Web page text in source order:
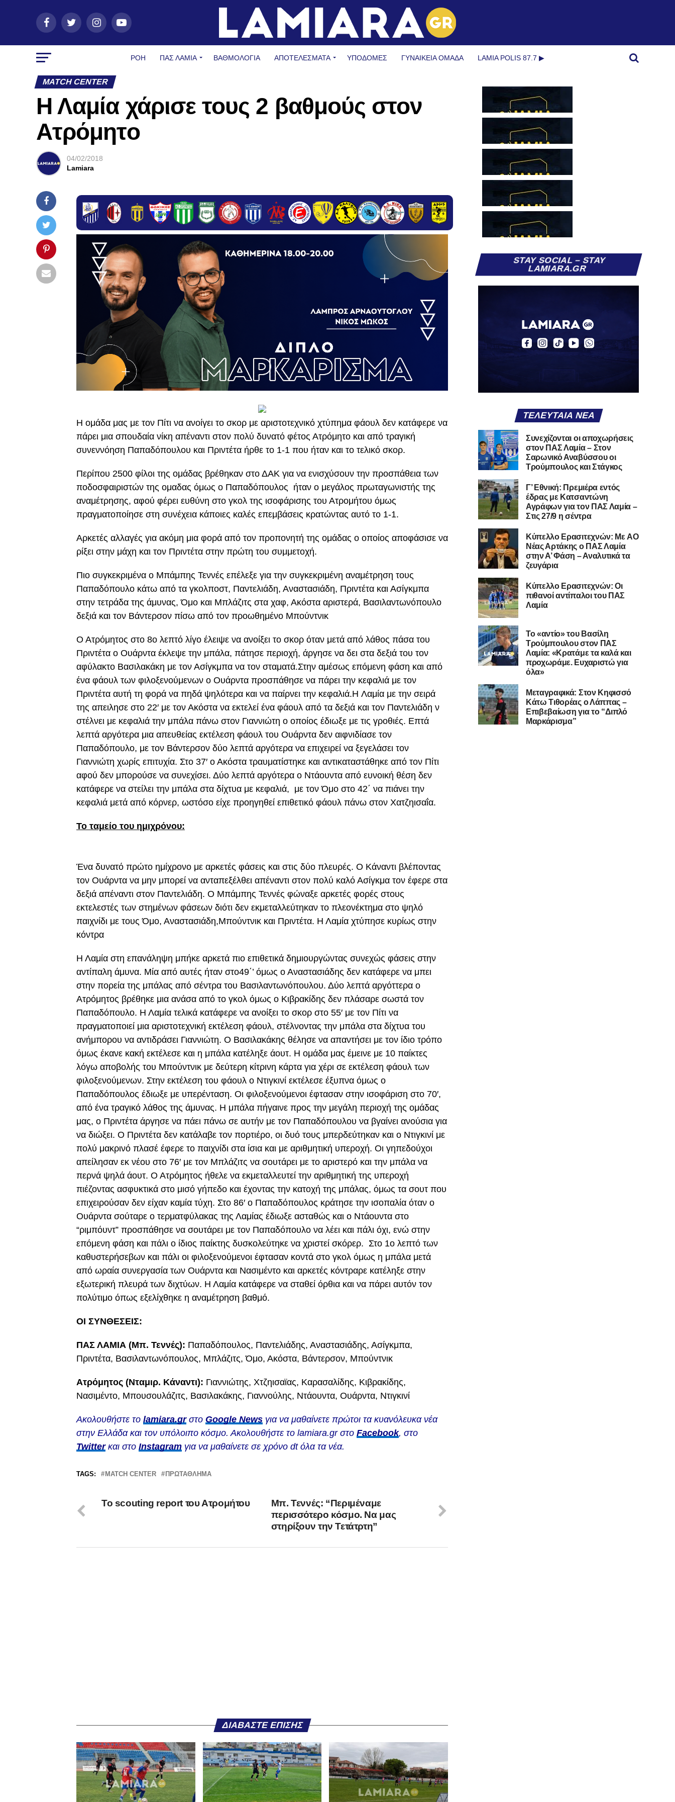
ΡΟΗ ΠΑΣ ΛΑΜΊΑ ΒΑΘΜΟΛΟΓΙΑ ΑΠΟΤΕΛΕΣΜΑΤΑ ΥΠΟΔΟΜΈΣ ΓΥΝΑΙΚΕΊΑ ΟΜΆΔΑ LAMIA POLIS 87.7 ▶︎
MATCH CENTER
Η Λαμία χάρισε τους 2 βαθμούς στον
Ατρόμητο
04/02/2018
Lamiara
Η ομάδα μας με τον Πίτι να ανοίγει το σκορ με αριστοτεχνικό χτύπημα φάουλ δεν κατάφερε να
πάρει μια σπουδαία νίκη απέναντι στον πολύ δυνατό φέτος Ατρόμητο και από τραγική
συνεννόηση Παπαδόπουλου και Πριντέτα ήρθε το 1-1 που ήταν και το τελικό σκορ.
Περίπου 2500 φίλοι της ομάδας βρέθηκαν στο ΔΑΚ για να ενισχύσουν την προσπάθεια των
ποδοσφαιριστών της ομαδας όμως ο Παπαδόπουλος ήταν ο μεγάλος πρωταγωνιστής της
αναμέτρησης, αφού φέρει ευθύνη στο γκολ της ισοφάρισης του Ατρομήτου όμως
πραγματοποίησε στη συνέχεια κάποιες καλές επεμβάσεις κρατώντας αυτό το 1-1.
Αρκετές αλλαγές για ακόμη μια φορά από τον προπονητή της ομάδας ο οποίος αποφάσισε να
ρίξει στην μάχη και τον Πριντέτα στην πρώτη του συμμετοχή.
Πιο συγκεκριμένα ο Μπάμπης Τεννές επέλεξε για την συγκεκριμένη αναμέτρηση τους
Παπαδόπουλο κάτω από τα γκολποστ, Παντελιάδη, Αναστασιάδη, Πριντέτα και Ασίγκμπα
στην τετράδα της άμυνας, Όμο και Μπλάζιτς στα χαφ, Ακόστα αριστερά, Βασιλαντωνόπουλο
δεξιά και τον Βάντερσον πίσω από τον προωθημένο Μπούντνικ
Ο Ατρόμητος στο 8ο λεπτό λίγο έλειψε να ανοίξει το σκορ όταν μετά από λάθος πάσα του
Πριντέτα ο Ουάρντα έκλεψε την μπάλα, πάτησε περιοχή, άργησε να δει στα δεξιά του τον
αφύλακτο Βασιλακάκη με τον Ασίγκμπα να τον σταματά.Στην αμέσως επόμενη φάση και από
ένα φάουλ των φιλοξενούμενων ο Ουάρντα προσπάθησε να πάρει την κεφαλιά με τον
Πριντέτα αυτή τη φορά να πηδά ψηλότερα και να παίρνει την κεφαλιά.H Λαμία με την σειρά
της απειλησε στο 22′ με τον Ακόστα να εκτελεί ένα φάουλ από τα δεξιά και τον Παντελιάδη ν
στέλνει με κεφαλιά την μπάλα πάνω στον Γιαννιώτη ο οποίος έδιωξε με τις γροθιές. Επτά
λεπτά αργότερα μια απευθείας εκτέλεση φάουλ του Ουάρντα δεν αιφνιδίασε τον
Παπαδόπουλο, με τον Βάντερσον δύο λεπτά αργότερα να επιχειρεί να ξεγελάσει τον
Γιαννιώτη χωρίς επιτυχία. Στο 37′ ο Ακόστα τραυματίστηκε και αντικαταστάθηκε από τον Πίτι
αφού δεν μπορούσε να συνεχίσει. Δύο λεπτά αργότερα ο Ντάουντα από ευνοική θέση δεν
κατάφερε να στείλει την μπάλα στα δίχτυα με κεφαλιά, με τον Όμο στο 42΄ να πιάνει την
κεφαλιά μετά από κόρνερ, ωστόσο είχε προηγηθεί επιθετικό φάουλ πάνω στον Χατζηισαΐα.
Το ταμείο του ημιχρόνου:
Ένα δυνατό πρώτο ημίχρονο με αρκετές φάσεις και στις δύο πλευρές. Ο Κάναντι βλέποντας
τον Ουάρντα να μην μπορεί να ανταπεξέλθει απέναντι στον πολύ καλό Ασίγκμα τον έφερε στα
δεξιά απέναντι στον Παντελιάδη. Ο Μπάμπης Τεννές φώναξε αρκετές φορές στους
εκτελεστές των στημένων φάσεων διότι δεν εκμεταλλεύτηκαν το πλεονέκτημα στο ψηλό
παιχνίδι με τους Όμο, Αναστασιάδη,Μπούντνικ και Πριντέτα. Η Λαμία χτύπησε κυρίως στην
κόντρα
Η Λαμία στη επανάληψη μπήκε αρκετά πιο επιθετικά δημιουργώντας συνεχώς φάσεις στην
αντίπαλη άμυνα. Μία από αυτές ήταν στο49΄’ όμως ο Αναστασιάδης δεν κατάφερε να μπει
στην πορεία της μπάλας από σέντρα του Βασιλαντωνόπουλου. Δύο λεπτά αργόττερα ο
Ατρόμητος βρέθηκε μια ανάσα από το γκολ όμως ο Κιβρακίδης δεν πλάσαρε σωστά τον
Παπαδόπουλο. Η Λαμία τελικά κατάφερε να ανοίξει το σκορ στο 55′ με τον Πίτι να
πραγματοποιεί μια αριστοτεχνική εκτέλεση φάουλ, στέλνοντας την μπάλα στα δίχτυα του
ανήμπορου να αντιδράσει Γιαννιώτη. Ο Βασιλακάκης θέλησε να απαντήσει με τον ίδιο τρόπο
όμως έκανε κακή εκτέλεσε και η μπάλα κατέληξε άουτ. Η ομάδα μας έμεινε με 10 παίκτες
λόγω αποβολής του Μπούντνικ με δεύτερη κίτρινη κάρτα για χέρι σε εκτέλεση φάουλ των
φιλοξενούμενων. Στην εκτέλεση του φάουλ ο Ντιγκινί εκτέλεσε έξυπνα όμως ο
Παπαδόπουλος έδιωξε με υπερένταση. Οι φιλοξενούμενοι έφτασαν στην ισοφάριση στο 70′,
από ένα τραγικό λάθος της άμυνας. Η μπάλα πήγαινε προς την μεγάλη περιοχή της ομάδας
μας, ο Πριντέτα άργησε να πάει πάνω σε αυτήν με τον Παπαδόπουλου να βγαίνει ανούσια για
να διώξει. Ο Πριντέτα δεν κατάλαβε τον πορτιέρο, οι δυό τους μπερδεύτηκαν και ο Ντιγκινί με
πολύ μακρινό πλασέ έφερε το παιχνίδι στα ίσια και με αριθμητική υπεροχή. Οι γηπεδούχοι
απείλησαν εκ νέου στο 76′ με τον Μπλάζιτς να σουτάρει με το αριστερό και την μπάλα να
περνά ψηλά άουτ. O Aτρόμητος ήθελε να εκμεταλλευτεί την αριθμητική της υπεροχή
πιέζοντας ασφυκτικά στο μισό γήπεδο και έχοντας την κατοχή της μπάλας, όμως τα σουτ που
επιχειρούσαν δεν είχαν καμία τύχη. Στο 86′ ο Παπαδόπουλος κράτησε την ισοπαλία όταν ο
Ουάρντα σούταρε ο τερματφύλακας της Λαμίας έδιωξε ασταθώς και ο Ντάουντα στο
“ριμπόυντ” προσπάθησε να σουτάρει με τον Παπαδόπουλο να λέει και πάλι όχι, ενώ στην
επόμενη φάση και πάλι ο ίδιος παίκτης δυσκολεύτηκε να χριστεί σκόρερ. Στο 1ο λεπτό των
καθυστερήσεβων και πάλι οι φιλοξενούμενοι έφτασαν κοντά στο γκολ όμως η μπάλα μετά
από ωραία συνεργασία των Ουάρντα και Νασιμέντο και αρκετές κόντραρε κατέληξε στην
εξωτερική πλευρά των διχτύων. Η Λαμία κατάφερε να σταθεί όρθια και να πάρει αυτόν τον
πολύτιμο όπως εξελίχθηκε η αναμέτρηση βαθμό.
ΟΙ ΣΥΝΘΕΣΕΙΣ:
ΠΑΣ ΛΑΜΙΑ (Μπ. Τεννές): Παπαδόπουλος, Παντελιάδης, Αναστασιάδης, Ασίγκμπα,
Πριντέτα, Βασιλαντωνόπουλος, Μπλάζιτς, Όμο, Ακόστα, Βάντερσον, Μπούντνικ
Ατρόμητος (Νταμιρ. Κάναντι): Γιαννιώτης, Χτζηισαϊας, Καρασαλίδης, Κιβρακίδης,
Νασιμέντο, Μπουσουλάζιτς, Βασιλακάκης, Γιαννούλης, Ντάουντα, Ουάρντα, Ντιγκινί
Ακολουθήστε το lamiara.grστο Google News για να μαθαίνετε πρώτοι τα κυανόλευκα νέα
στην Ελλάδα και τον υπόλοιπο κόσμο. Ακολουθήστε το lamiara.gr στο Facebook, στο
Twitterκαι στο Instagram για να μαθαίνετε σε χρόνο dt όλα τα νέα.
TAGS: MATCH CENTER ΠΡΩΤΆΘΛΗΜΑ
Μπ. Τεννές: “Περιμέναμε
περισσότερο κόσμο. Να μας
στηρίξουν την Τετάτρτη”
Το scouting report του Ατρομήτου
ΔΙΑΒΆΣΤΕ ΕΠΊΣΗΣ
STAY SOCIAL – STAY
LAMIARA.GR
ΤΕΛΕΥΤΑΊΑ ΝΈΑ
Συνεχίζονται οι αποχωρήσεις
στον ΠΑΣ Λαμία – Στον
Σαρωνικό Αναβύσσου οι
Τρούμπουλος και Στάγκος
Γ’ Εθνική: Πρεμιέρα εντός
έδρας με Κατσαντώνη
Αγράφων για τον ΠΑΣ Λαμία –
Στις 27/9 η σέντρα
Kύπελλο Ερασιτεχνών: Με AO
Nέας Αρτάκης ο ΠΑΣ Λαμία
στην Α’ Φάση – Αναλυτικά τα
ζευγάρια
Κύπελλο Ερασιτεχνών: Οι
πιθανοί αντίπαλοι του ΠΑΣ
Λαμία
Το «αντίο» του Βασίλη
Τρούμπουλου στον ΠΑΣ
Λαμία: «Κρατάμε τα καλά και
προχωράμε. Ευχαριστώ για
όλα»
Μεταγραφικά: Στον Κηφισσό
Κάτω Τιθορέας ο Λάππας –
Επιβεβαίωση για το “Διπλό
Μαρκάρισμα”